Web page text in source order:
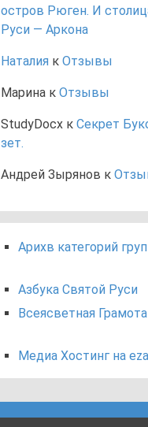
остров Рюген. И
Руси — Аркона
Наталия к Отзывы
Марина к Отзывы
StudyDocx к Секрет
зет.
Андрей Зырянов к
Арихв категорий
Азбука Святой Руси
Всеясветная
Медиа Хостинг на